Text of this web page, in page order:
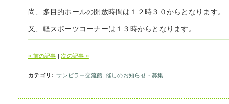
尚、多目的ホールの開放時間は１２時３０からとなります。
又、軽スポーツコーナーは１３時からとなります。
« 前の記事 |次の記事 »
カテゴリ : サンピラー交流館 催しのお知らせ・募集